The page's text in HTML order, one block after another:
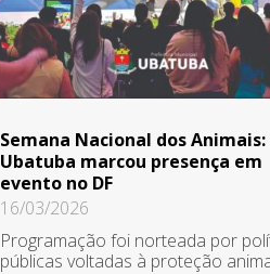
Semana Nacional dos Animais:
Ubatuba marcou presença em
evento no DF
16/03/2026
Programação foi norteada por
públicas voltadas à proteção